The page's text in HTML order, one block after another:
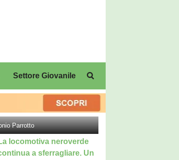
Settore Giovanile
Parrotto
locomotiva neroverde
a sferragliare. Un